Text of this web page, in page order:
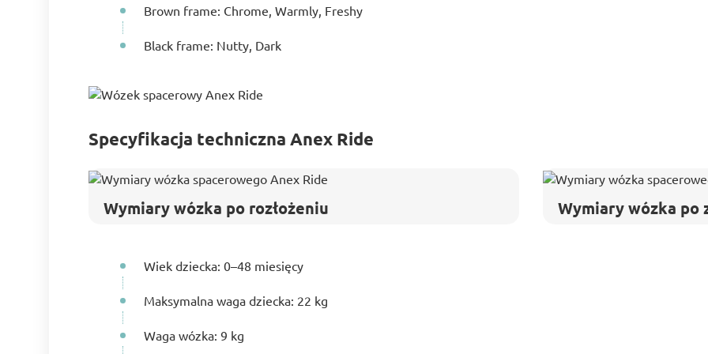
Brown frame: Chrome, Warmly, Freshy
Black frame: Nutty, Dark
Specyfikacja techniczna Anex Ride
Wymiary wózka po rozłożeniu Wymiary wózka po
Wiek dziecka: 0–48 miesięcy
Maksymalna waga dziecka: 22 kg
Waga wózka: 9 kg